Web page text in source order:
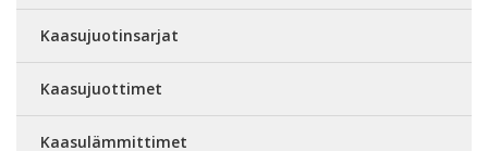
Kaasujuotinsarjat
Kaasujuottimet
Kaasulämmittimet